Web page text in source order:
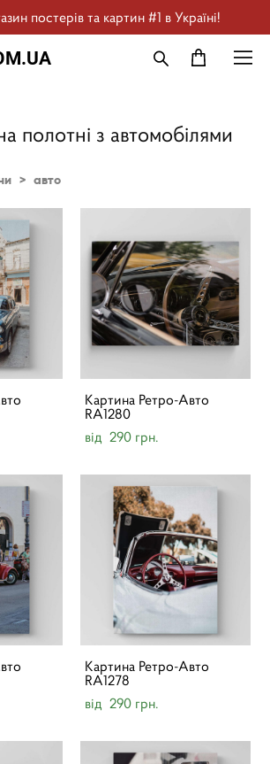
постерів та картин #1 в Україні!
полотні з автомобілями
> авто
Картина Ретро-Авто
RA1280
від 290 грн.
Картина Ретро-Авто
RA1278
від 290 грн.